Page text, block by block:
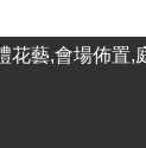
藝,會場佈置